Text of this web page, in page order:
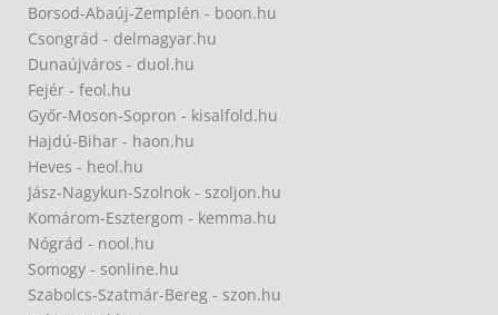
Borsod-Abaúj-Zemplén - boon.hu
Csongrád - delmagyar.hu
Dunaújváros - duol.hu
Fejér - feol.hu
Győr-Moson-Sopron - kisalfold.hu
Hajdú-Bihar - haon.hu
Heves - heol.hu
Jász-Nagykun-Szolnok - szoljon.hu
Komárom-Esztergom - kemma.hu
Nógrád - nool.hu
Somogy - sonline.hu
Szabolcs-Szatmár-Bereg - szon.hu